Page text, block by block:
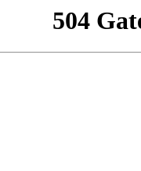
504